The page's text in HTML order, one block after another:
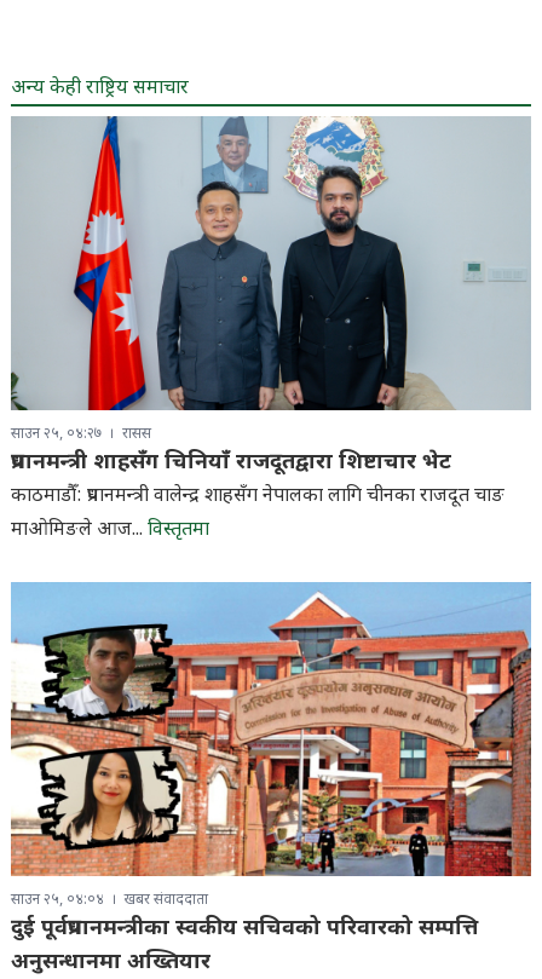
अन्य केही राष्ट्रिय समाचार
साउन २५, ०४:२७ रासस
प्रधानमन्त्री शाहसँग चिनियाँ राजदूतद्वारा शिष्टाचार भेट
काठमाडौँ: प्रधानमन्त्री वालेन्द्र शाहसँग नेपालका लागि चीनका राजदूत चाङ
माओमिङले आज... विस्तृतमा
साउन २५, ०४:०४ खबर संवाददाता
दुई पूर्वप्रधानमन्त्रीका स्वकीय सचिवको परिवारको सम्पत्ति
अनुसन्धानमा अख्तियार